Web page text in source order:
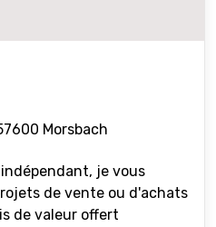
Morsbach
je vous
de vente ou d'achats